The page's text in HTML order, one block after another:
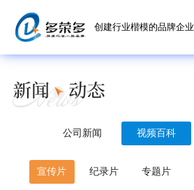
创建行业楷模的品牌企业
公司新闻 视频百科
宣传片 纪录片 专题片